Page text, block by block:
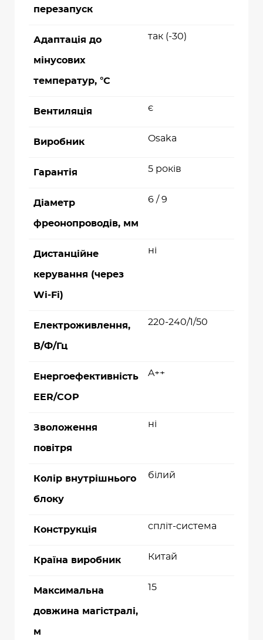
перезапуск
Адаптація до
мінусових
температур, °C
так (-30)
Вентиляція є
Виробник Osaka
Гарантія 5 років
Діаметр
фреонопроводів, мм
6 / 9
Дистанційне
керування (через
Wi-Fi)
ні
Електроживлення,
В/Ф/Гц
220-240/1/50
Енергоефективність
EER/COP
A++
Зволоження
повітря
ні
Колір внутрішнього
блоку
білий
Конструкція спліт-система
Країна виробник Китай
Максимальна
довжина магістралі,
м
15